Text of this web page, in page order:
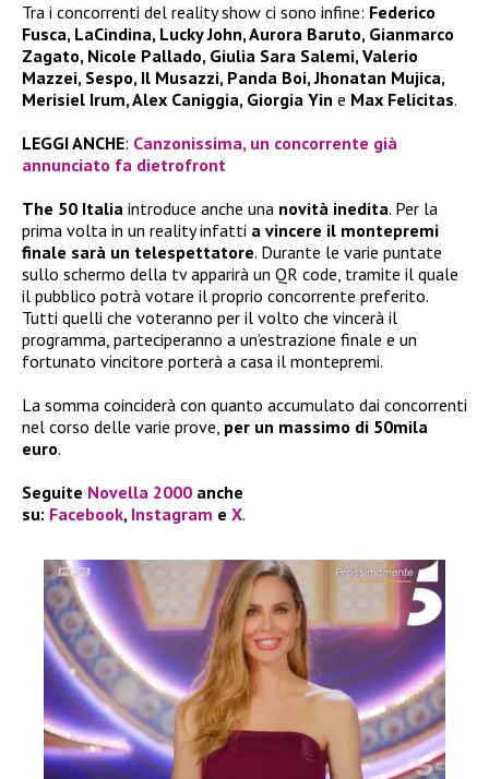
Tra i concorrenti del reality show ci sono infine: Federico
Fusca, LaCindina, Lucky John, Aurora Baruto, Gianmarco
Zagato, Nicole Pallado, Giulia Sara Salemi, Valerio
Mazzei, Sespo, Il Musazzi, Panda Boi, Jhonatan Mujica,
Merisiel Irum, Alex Caniggia, Giorgia Yin e Max Felicitas.
LEGGI ANCHE: Canzonissima, un concorrente già
annunciato fa dietrofront
The 50 Italia introduce anche una novità inedita. Per la
prima volta in un reality infatti a vincere il montepremi
finale sarà un telespettatore. Durante le varie puntate
sullo schermo della tv apparirà un QR code, tramite il quale
il pubblico potrà votare il proprio concorrente preferito.
Tutti quelli che voteranno per il volto che vincerà il
programma, parteciperanno a un’estrazione finale e un
fortunato vincitore porterà a casa il montepremi.
La somma coinciderà con quanto accumulato dai concorrenti
nel corso delle varie prove, per un massimo di 50mila
euro.
Seguite Novella 2000 anche
su: Facebook, Instagram e X.